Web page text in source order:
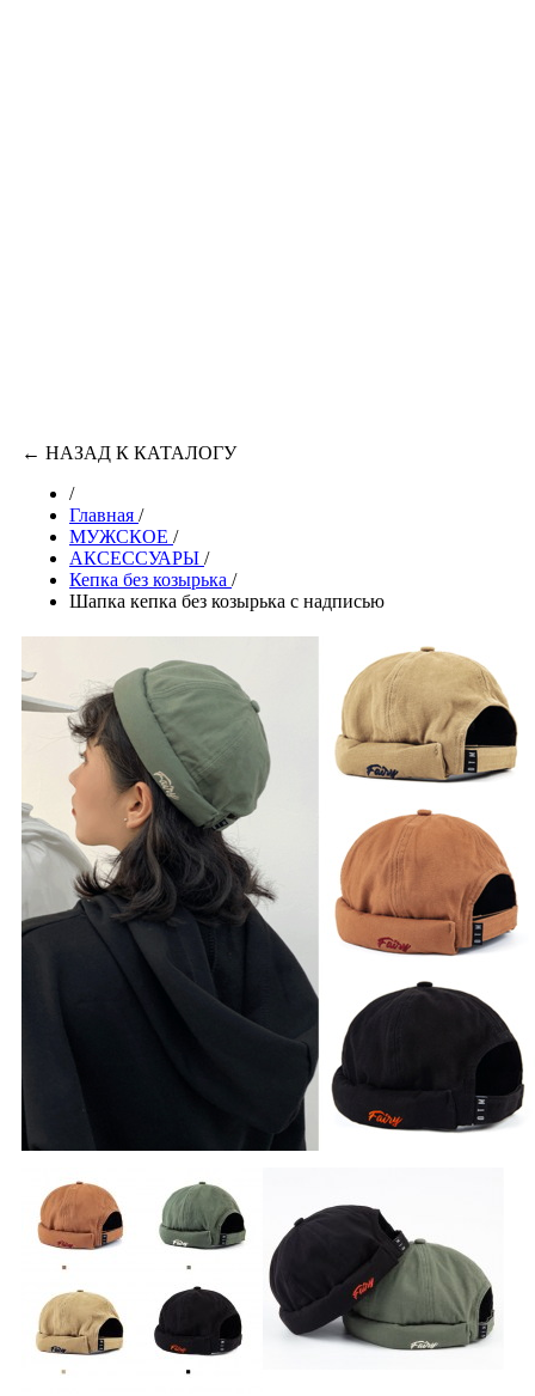
← НАЗАД К КАТАЛОГУ
/
Главная /
МУЖСКОЕ /
АКСЕССУАРЫ /
Кепка без козырька /
Шапка кепка без козырька с надписью